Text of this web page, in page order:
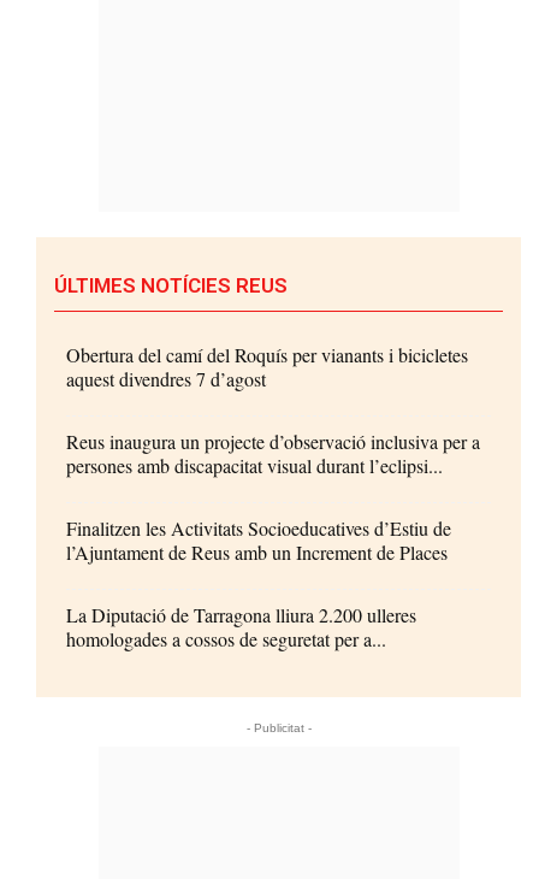
ÚLTIMES NOTÍCIES REUS
Obertura del camí del Roquís per vianants i bicicletes
aquest divendres 7 d’agost
Reus inaugura un projecte d’observació inclusiva per a
persones amb discapacitat visual durant l’eclipsi...
Finalitzen les Activitats Socioeducatives d’Estiu de
l’Ajuntament de Reus amb un Increment de Places
La Diputació de Tarragona lliura 2.200 ulleres
homologades a cossos de seguretat per a...
- Publicitat -